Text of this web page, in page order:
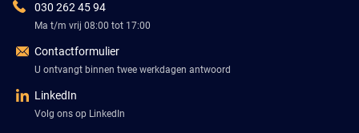
030 262 45 94
Ma t/m vrij 08:00 tot 17:00
Contactformulier
U ontvangt binnen twee werkdagen antwoord
LinkedIn
Volg ons op LinkedIn